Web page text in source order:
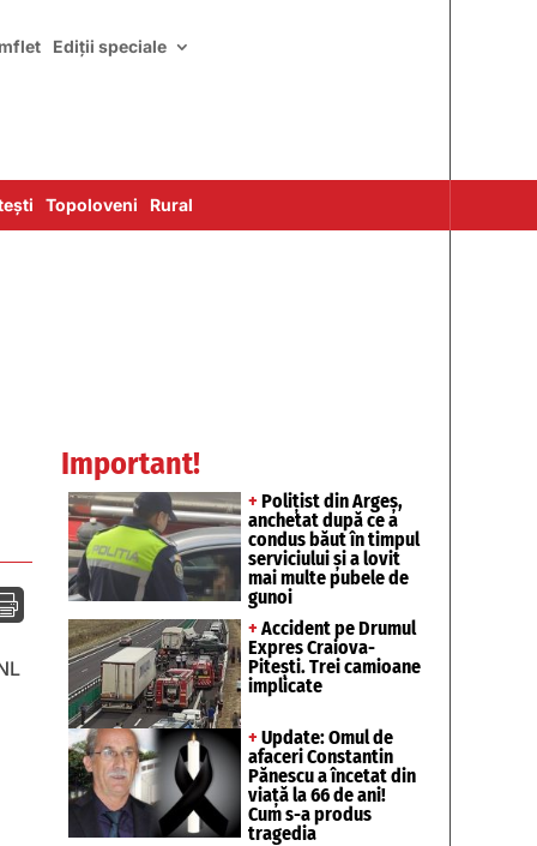
Ediții speciale
Topoloveni Rural
Important!
+ Polițist din Argeș,
anchetat după ce a
condus băut în timpul
serviciului și a lovit
mai multe pubele de
gunoi
+ Accident pe Drumul
Expres Craiova-
Pitești. Trei camioane
implicate
+ Update: Omul de
afaceri Constantin
Pănescu a încetat din
viață la 66 de ani!
Cum s-a produs
tragedia